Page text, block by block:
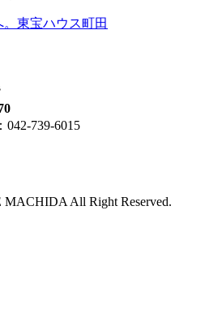
042-739-6015
All Right Reserved.